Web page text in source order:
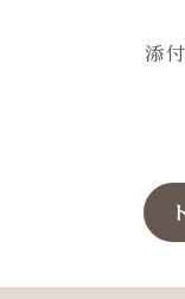
添